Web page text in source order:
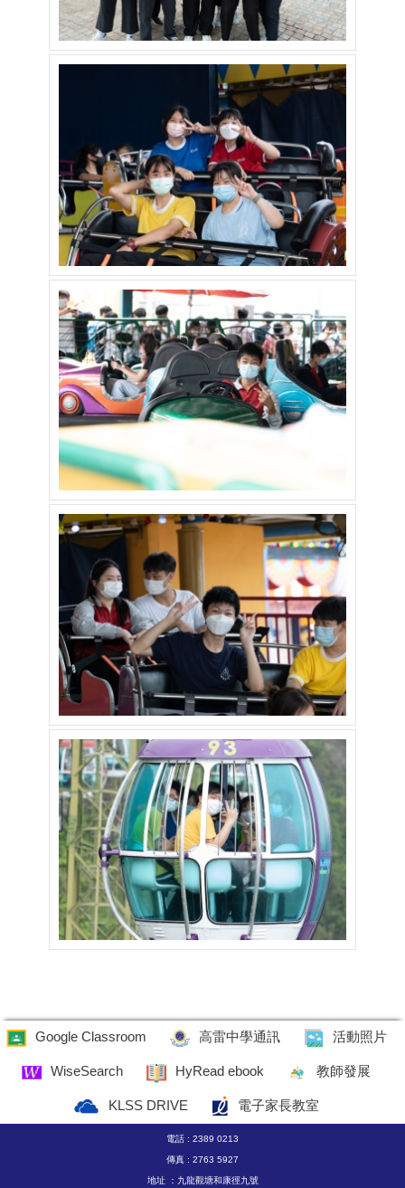
Google Classroom 高雷中學通訊 活動照片
WiseSearch HyRead ebook 教師發展
KLSS DRIVE 電子家長教室
電話 : 2389 0213
傳真 : 2763 5927
地址 ：九龍觀塘和康徑九號